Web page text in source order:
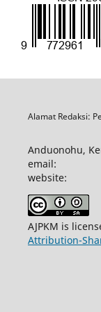
Alamat Redaksi:
Anduonohu,
email:
website:
AJPKM is
Attribution-